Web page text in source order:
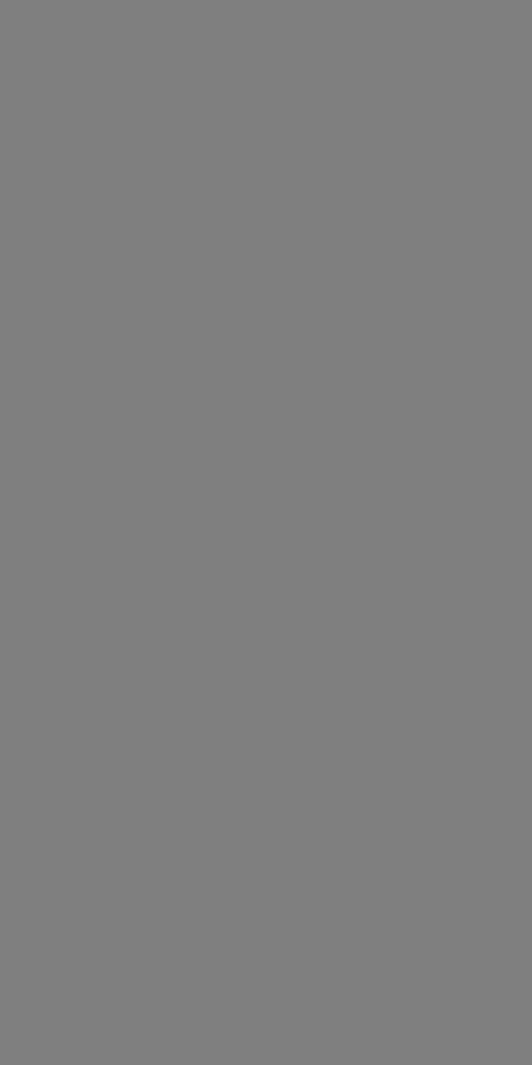
et tradition !
est devenu un choix prisé parmi
levant, le whisky japonais se
artisanat raffiné et sa qualité
Avec une combinaison unique de
écossaises et